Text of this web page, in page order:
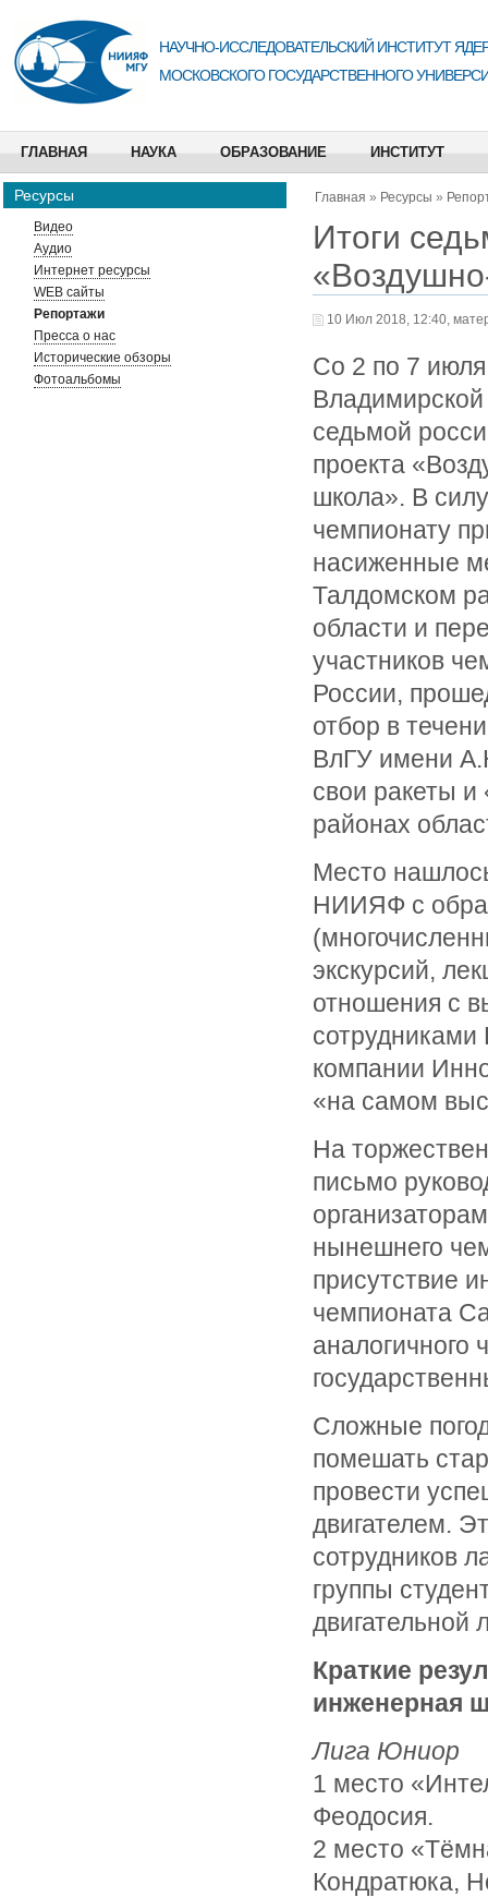
НАУЧНО-ИССЛЕДОВАТЕЛЬСКИЙ ИНСТИТУТ
МОСКОВСКОГО ГОСУДАРСТВЕННОГО
ГЛАВНАЯ НАУКА ОБРАЗОВАНИЕ ИНСТИТУТ
Ресурсы
Видео
Аудио
Интернет ресурсы
WEB сайты
Репортажи
Пресса о нас
Исторические обзоры
Фотоальбомы
Главная » Ресурсы »
Итоги
10 Июл 2018, 12:40,
Со 2 по 7
седьмой
проекта
школа». В
чемпионату
насиженные
Талдомском
области и
участников
России,
отбор в
ВлГУ имени
свои ракеты и
районах
Место
НИИЯФ с
экскурсий,
отношения с
компании
«на самом
На
письмо
нынешнего
присутствие
чемпионата
аналогичного
Сложные
помешать
провести
двигателем.
сотрудников
группы
двигательной
Краткие
инженерная
Лига Юниор
1 место
Феодосия.
2 место
Кондратюка,